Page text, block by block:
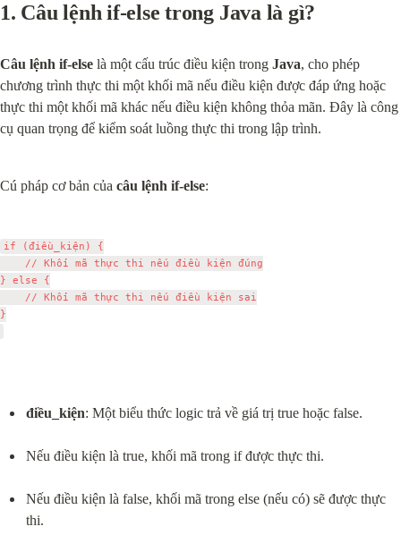
1. Câu lệnh if-else trong Java là gì?
Câu lệnh if-else là một cấu trúc điều kiện trong Java, cho phép
chương trình thực thi một khối mã nếu điều kiện được đáp ứng hoặc
thực thi một khối mã khác nếu điều kiện không thỏa mãn. Đây là công
cụ quan trọng để kiểm soát luồng thực thi trong lập trình.
Cú pháp cơ bản của câu lệnh if-else:
if (điều_kiện) {
    // Khối mã thực thi nếu điều kiện đúng
} else {
    // Khối mã thực thi nếu điều kiện sai
}
điều_kiện: Một biểu thức logic trả về giá trị true hoặc false.
Nếu điều kiện là true, khối mã trong if được thực thi.
Nếu điều kiện là false, khối mã trong else (nếu có) sẽ được thực
thi.